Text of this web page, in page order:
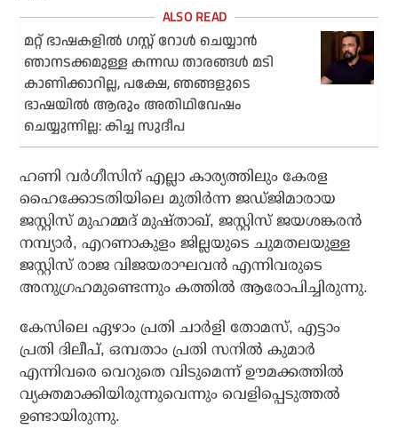
മറ്റ് ഭാഷകളില്‍ ഗസ്റ്റ് റോള്‍ ചെയ്യാന്‍
ഞാനടക്കമുള്ള കന്നഡ താരങ്ങള്‍ മടി
കാണിക്കാറില്ല, പക്ഷേ, ഞങ്ങളുടെ
ഭാഷയില്‍ ആരും അതിഥിവേഷം
ചെയ്യുന്നില്ല: കിച്ച സുദീപ
ഹണി വര്‍ഗീസിന് എല്ലാ കാര്യത്തിലും കേരള
ഹൈക്കോടതിയിലെ മുതിര്‍ന്ന ജഡ്ജിമാരായ
ജസ്റ്റിസ് മുഹമ്മദ് മുഷ്താഖ്, ജസ്റ്റിസ് ജയശങ്കരന്‍
നമ്പ്യാര്‍, എറണാകുളം ജില്ലയുടെ ചുമതലയുള്ള
ജസ്റ്റിസ് രാജ വിജയരാഘവന്‍ എന്നിവരുടെ
അനുഗ്രഹമുണ്ടെന്നും കത്തില്‍ ആരോപിച്ചിരുന്നു.
കേസിലെ ഏഴാം പ്രതി ചാര്‍ളി തോമസ്, എട്ടാം
പ്രതി ദിലീപ്, ഒമ്പതാം പ്രതി സനില്‍ കുമാര്‍
എന്നിവരെ വെറുതെ വിടുമെന്ന് ഊമക്കത്തില്‍
വ്യക്തമാക്കിയിരുന്നുവെന്നും വെളിപ്പെടുത്തല്‍
ഉണ്ടായിരുന്നു.